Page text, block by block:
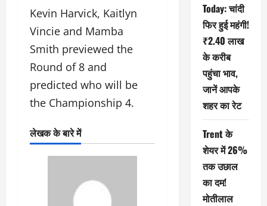
Kevin Harvick, Kaitlyn
Vincie and Mamba
Smith previewed the
Round of 8 and
predicted who will be
the Championship 4.
लेखक के बारे में
Today: चांदी
फिर हुई महंगी!
₹2.40 लाख
के करीब
पहुंचा भाव,
जानें आपके
शहर का रेट
Trent के
शेयर में 26%
तक उछाल
का दम!
मोतीलाल